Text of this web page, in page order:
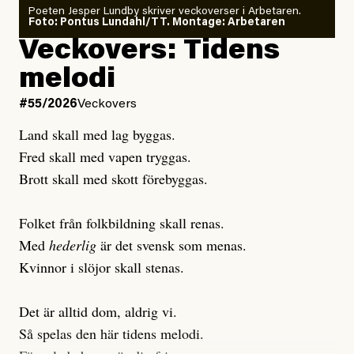
Publicerad6 August, 2026
Uppdaterad7 August, 2026
Joel Kellgren
Publicerad3 August, 2026
Uppdaterad3 August, 2026
Poeten Jesper Lundby skriver veckoverser i Arbetaren.
Foto: Pontus Lundahl/TT. Montage: Arbetaren
Veckovers: Tidens
melodi
#55/2026Veckovers
Land skall med lag byggas.
Fred skall med vapen tryggas.
Brott skall med skott förebyggas.
Folket från folkbildning skall renas.
Med hederlig är det svensk som menas.
Kvinnor i slöjor skall stenas.
Det är alltid dom, aldrig vi.
Så spelas den här tidens melodi.